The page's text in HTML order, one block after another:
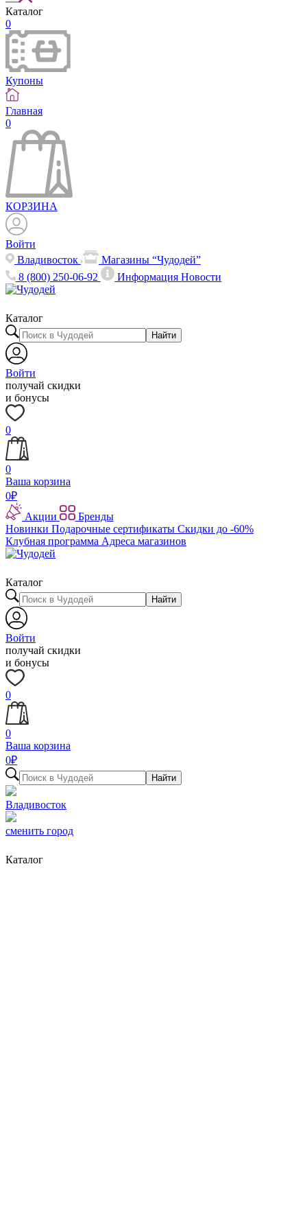
Каталог
0
Купоны
Главная
0
КОРЗИНА
Войти
Владивосток
Магазины “Чудодей”
8 (800) 250-06-92
ИнформацияНовости
Каталог
Найти
Войти
получай скидки
и бонусы
0
0
Ваша корзина
0₽
Акции
Бренды
Новинки Подарочные сертификаты Скидки до -60%
Клубная программа Адреса магазинов
Каталог
Найти
Войти
получай скидки
и бонусы
0
0
Ваша корзина
0₽
Найти
Владивосток
сменить город
Каталог